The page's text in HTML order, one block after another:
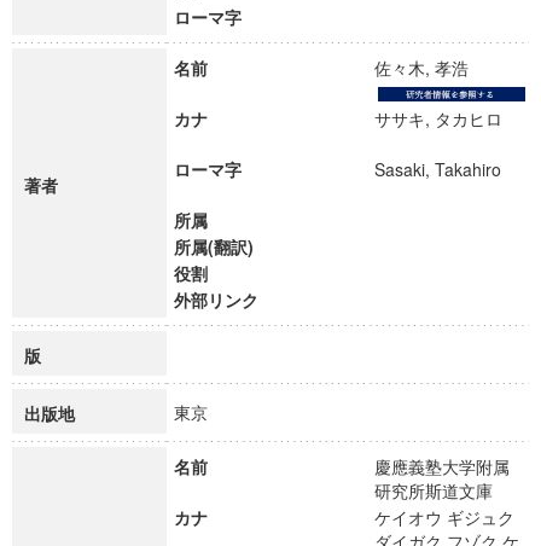
ローマ字
著者
名前 佐々木, 孝浩
カナ ササキ, タカヒロ
ローマ字 Sasaki, Takahiro
所属
所属(翻訳)
役割
外部リンク
版
出版地 東京
名前
慶應義塾大学附属
研究所斯道文庫
カナ
ケイオウ ギジュク
ダイガク フゾク ケ